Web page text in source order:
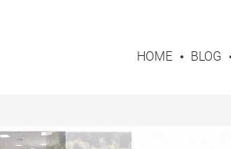
HOME BLOG